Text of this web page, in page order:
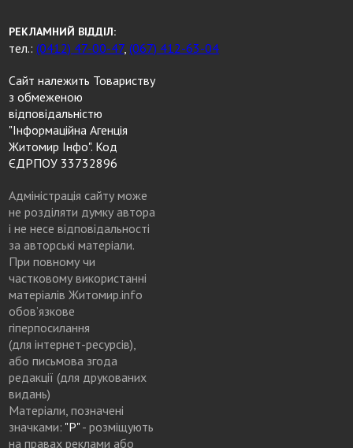
РЕКЛАМНИЙ ВІДДІЛ:
тел.:(0412) 47-00-47,(067) 412-63-04
Сайт належить Товариству
з обмеженою
відповідальністю
"Інформаційна Агенція
Житомир Інфо". Код
ЄДРПОУ 33732896
Адміністрація сайту може
не розділяти думку автора
і не несе відповідальності
за авторські матеріали.
При повному чи
частковому використанні
матеріалів Житомир.info
обов’язкове
гіперпосилання
(для інтернет-ресурсів),
або письмова згода
редакції (для друкованих
видань)
Матеріали, позначені
значками: "Р"- розміщують
на правах реклами або